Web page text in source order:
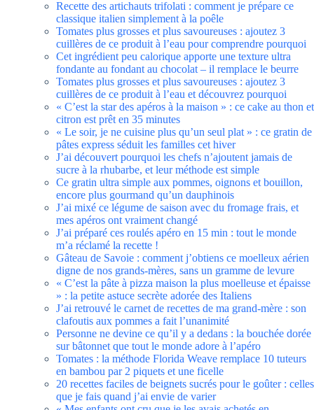
Recette des artichauts trifolati : comment je prépare ce
classique italien simplement à la poêle
Tomates plus grosses et plus savoureuses : ajoutez 3
cuillères de ce produit à l’eau pour comprendre pourquoi
Cet ingrédient peu calorique apporte une texture ultra
fondante au fondant au chocolat – il remplace le beurre
Tomates plus grosses et plus savoureuses : ajoutez 3
cuillères de ce produit à l’eau et découvrez pourquoi
« C’est la star des apéros à la maison » : ce cake au thon et
citron est prêt en 35 minutes
« Le soir, je ne cuisine plus qu’un seul plat » : ce gratin de
pâtes express séduit les familles cet hiver
J’ai découvert pourquoi les chefs n’ajoutent jamais de
sucre à la rhubarbe, et leur méthode est simple
Ce gratin ultra simple aux pommes, oignons et bouillon,
encore plus gourmand qu’un dauphinois
J’ai mixé ce légume de saison avec du fromage frais, et
mes apéros ont vraiment changé
J’ai préparé ces roulés apéro en 15 min : tout le monde
m’a réclamé la recette !
Gâteau de Savoie : comment j’obtiens ce moelleux aérien
digne de nos grands-mères, sans un gramme de levure
« C’est la pâte à pizza maison la plus moelleuse et épaisse
» : la petite astuce secrète adorée des Italiens
J’ai retrouvé le carnet de recettes de ma grand-mère : son
clafoutis aux pommes a fait l’unanimité
Personne ne devine ce qu’il y a dedans : la bouchée dorée
sur bâtonnet que tout le monde adore à l’apéro
Tomates : la méthode Florida Weave remplace 10 tuteurs
en bambou par 2 piquets et une ficelle
20 recettes faciles de beignets sucrés pour le goûter : celles
que je fais quand j’ai envie de varier